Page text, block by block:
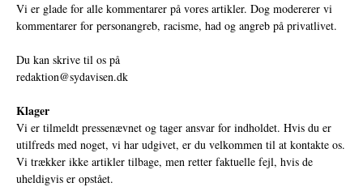
Vi er glade for alle kommentarer på vores artikler. Dog modererer vi
kommentarer for personangreb, racisme, had og angreb på privatlivet.
Du kan skrive til os på
redaktion@sydavisen.dk
Klager
Vi er tilmeldt pressenævnet og tager ansvar for indholdet. Hvis du er
utilfreds med noget, vi har udgivet, er du velkommen til at kontakte os.
Vi trækker ikke artikler tilbage, men retter faktuelle fejl, hvis de
uheldigvis er opstået.